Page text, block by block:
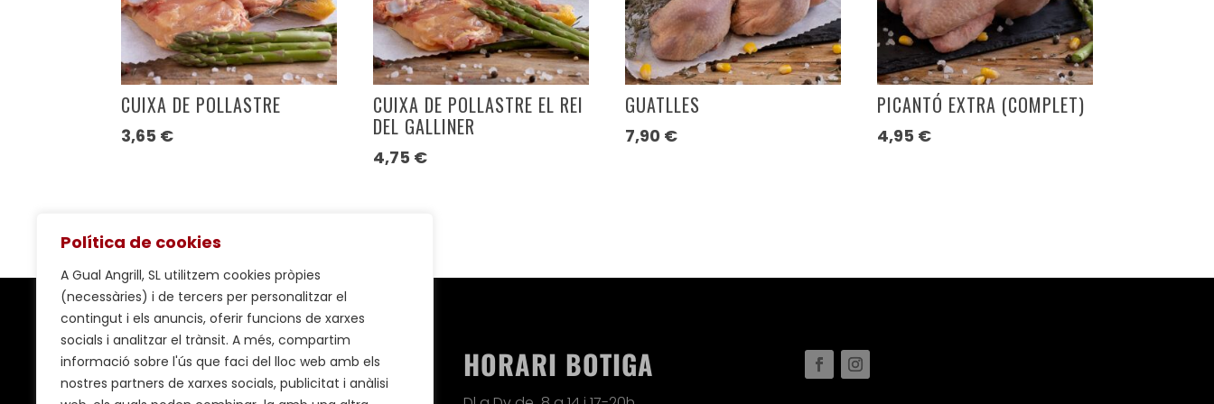
Política de cookies
A Gual Angrill, SL utilitzem cookies pròpies
(necessàries) i de tercers per personalitzar el
contingut i els anuncis, oferir funcions de xarxes
socials i analitzar el trànsit. A més, compartim
informació sobre l'ús que faci del lloc web amb els
nostres partners de xarxes socials, publicitat i anàlisi
CUIXA DE POLLASTRE
3,65 €
CUIXA DE POLLASTRE EL REI
DEL GALLINER
4,75 €
GUATLLES
7,90 €
PICANTÓ EXTRA (COMPLET)
4,95 €
CARNISSERIA GUAL HORARI BOTIGA